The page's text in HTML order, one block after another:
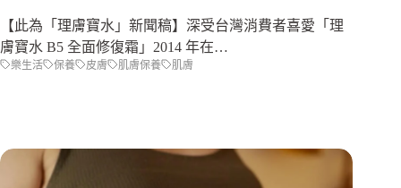
【此為「理膚寶水」新聞稿】深受台灣消費者喜愛「理
膚寶水 B5 全面修復霜」2014 年在…
樂生活 保養 皮膚 肌膚保養 肌膚